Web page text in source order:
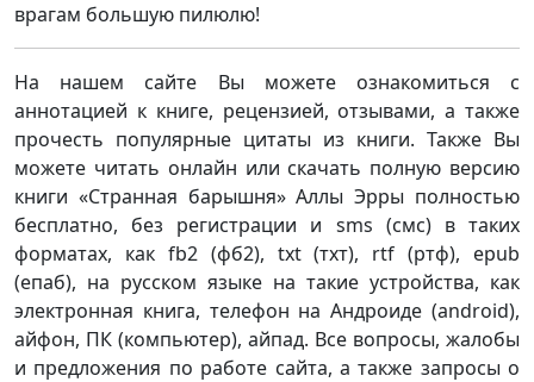
врагам большую пилюлю!
На нашем сайте Вы можете ознакомиться с
аннотацией к книге, рецензией, отзывами, а также
прочесть популярные цитаты из книги. Также Вы
можете читать онлайн или скачать полную версию
книги «Странная барышня» Аллы Эрры полностью
бесплатно, без регистрации и sms (смс) в таких
форматах, как fb2 (фб2), txt (тхт), rtf (ртф), epub
(епаб), на русском языке на такие устройства, как
электронная книга, телефон на Андроиде (android),
айфон, ПК (компьютер), айпад. Все вопросы, жалобы
и предложения по работе сайта, а также запросы о